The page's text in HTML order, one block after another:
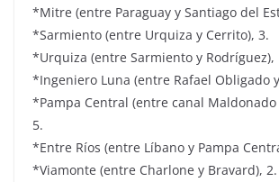
*Mitre (entre Paraguay y Santiago del
*Sarmiento (entre Urquiza y Cerrito), 3.
*Urquiza (entre Sarmiento y Rodríguez),
*Ingeniero Luna (entre Rafael Obligado
*Pampa Central (entre canal Maldonado
5.
*Entre Ríos (entre Líbano y Pampa
*Viamonte (entre Charlone y Bravard), 2.